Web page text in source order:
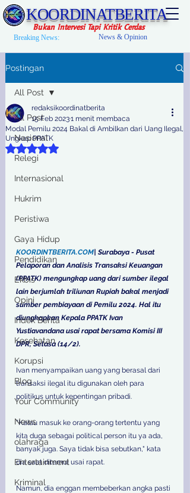
KOORDINATBERITA
Bukan Intervesi Tapi Kritik Cerdas
Breaking News: News & Opinion
Postingan
All Post
Nasional
Relegi
Internasional
Hukrim
Peristiwa
Gaya Hidup
Pendidikan
Ekbis
Opini
Indek Berita
Kesehatan
Korupsi
Blog
Your Community
News
olahraga
Entertainment
Kriminal
All Post
Modal Pemilu 2024 Bakal di Ambilkan dari Uang Ilegal,
Ungkap PPATK
redaksikoordinatberita
15 Feb 20231 menit membaca
Dinilai NaN dari 5 bintang.
KOORDINTBERITA.COM | Surabaya - Pusat
Pelaporan dan Analisis Transaksi Keuangan
(PPATK) mengungkap uang dari sumber ilegal
lain berjumlah triliunan Rupiah bakal menjadi
sumber pembiayaan di Pemilu 2024. Hal itu
diungkapkan Kepala PPATK Ivan
Yustiavandana usai rapat bersama Komisi III
DPR, Selasa (14/2).
Ivan menyampaikan uang yang berasal dari
transaksi ilegal itu digunakan oleh para
politikus untuk kepentingan pribadi.
"Kalau masuk ke orang-orang tertentu yang
kita duga sebagai political person itu ya ada,
banyak juga. Saya tidak bisa sebutkan," kata
dia saat ditemui usai rapat.
Namun, dia enggan membeberkan angka pasti